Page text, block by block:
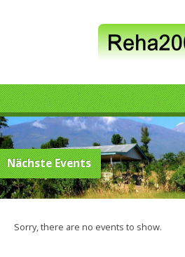
Nächste Events
Sorry, there are no events to show.